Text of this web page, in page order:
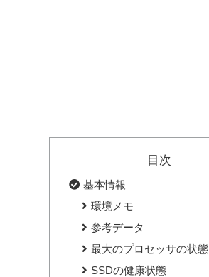
目次
基本情報
環境メモ
参考データ
最大のプロセッサの状態
SSDの健康状態